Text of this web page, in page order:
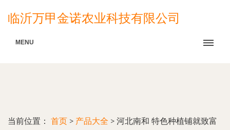
临沂万甲金诺农业科技有限公司
MENU
当前位置： 首页 > 产品大全 > 河北南和 特色种植铺就致富